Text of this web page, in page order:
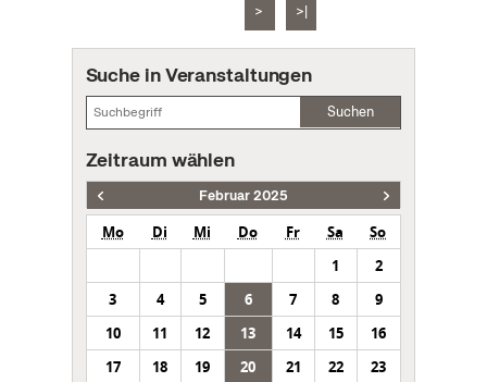
> >|
Suche in Veranstaltungen
Suchen
Zeitraum wählen
Februar 2025
Mo Di Mi Do Fr Sa
So
1
2
3
4 5 6 7 8
9
10
11 12 13 14 15
16
17
18 19 20 21 22
23